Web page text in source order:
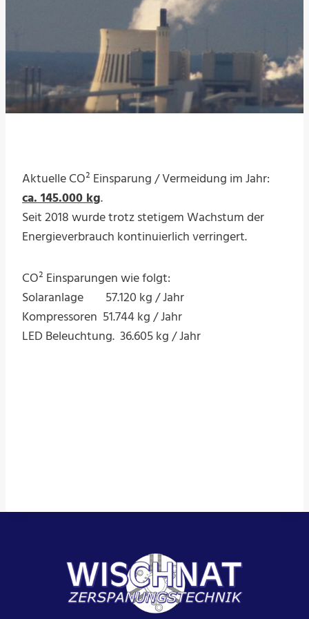
Aktuelle CO² Einsparung / Vermeidung im Jahr:
ca. 145.000 kg.
Seit 2018 wurde trotz stetigem Wachstum der
Energieverbrauch kontinuierlich verringert.
CO² Einsparungen wie folgt:
Solaranlage 57.120 kg / Jahr
Kompressoren 51.744 kg / Jahr
LED Beleuchtung. 36.605 kg / Jahr